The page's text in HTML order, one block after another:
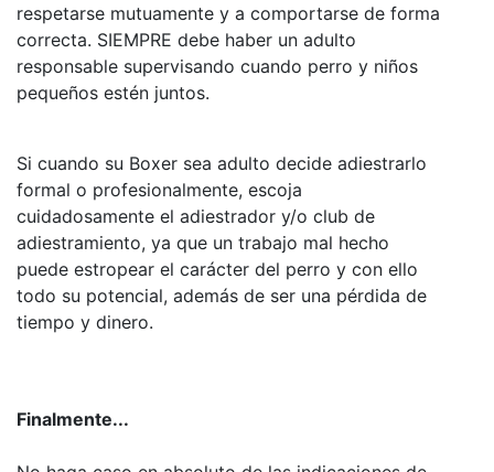
respetarse mutuamente y a comportarse de forma
correcta. SIEMPRE debe haber un adulto
responsable supervisando cuando perro y niños
pequeños estén juntos.
Si cuando su Boxer sea adulto decide adiestrarlo
formal o profesionalmente, escoja
cuidadosamente el adiestrador y/o club de
adiestramiento, ya que un trabajo mal hecho
puede estropear el carácter del perro y con ello
todo su potencial, además de ser una pérdida de
tiempo y dinero.
Finalmente...